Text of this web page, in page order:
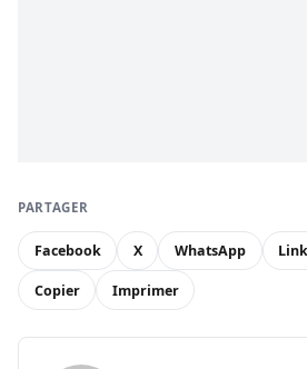
PARTAGER
Facebook X WhatsApp
Copier Imprimer